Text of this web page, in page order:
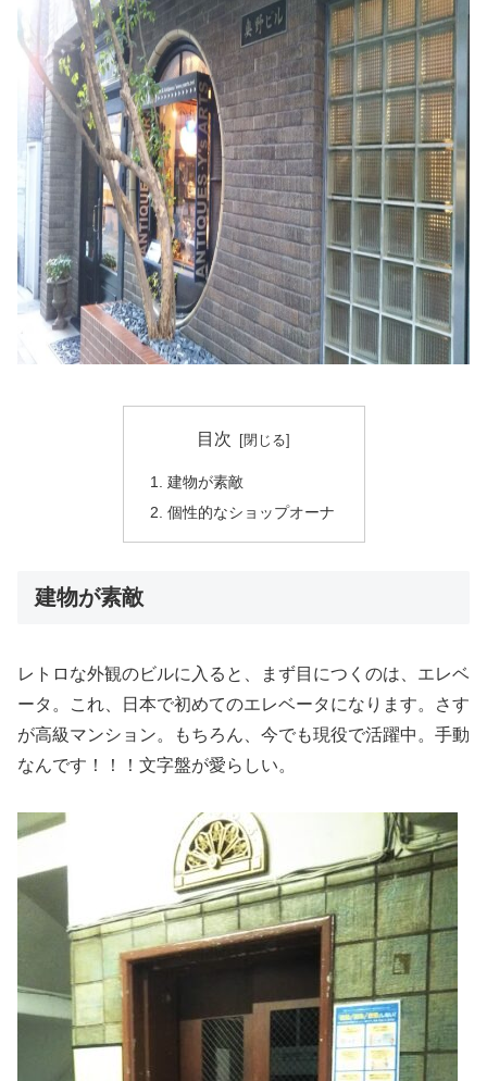
目次
建物が素敵
個性的なショップオーナ
建物が素敵
レトロな外観のビルに入ると、まず目につくのは、エレベ
ータ。これ、日本で初めてのエレベータになります。さす
が高級マンション。もちろん、今でも現役で活躍中。手動
なんです！！！文字盤が愛らしい。